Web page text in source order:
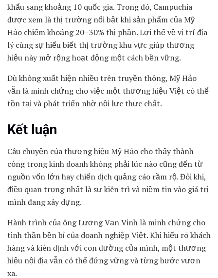
khẩu sang khoảng 10 quốc gia. Trong đó, Campuchia
được xem là thị trường nổi bật khi sản phẩm của Mỹ
Hảo chiếm khoảng 20–30% thị phần. Lợi thế về vị trí địa
lý cùng sự hiểu biết thị trường khu vực giúp thương
hiệu này mở rộng hoạt động một cách bền vững.
Dù không xuất hiện nhiều trên truyền thông, Mỹ Hảo
vẫn là minh chứng cho việc một thương hiệu Việt có thể
tồn tại và phát triển nhờ nội lực thực chất.
Kết luận
Câu chuyện của thương hiệu Mỹ Hảo cho thấy thành
công trong kinh doanh không phải lúc nào cũng đến từ
nguồn vốn lớn hay chiến dịch quảng cáo rầm rộ. Đôi khi,
điều quan trọng nhất là sự kiên trì và niềm tin vào giá trị
mình đang xây dựng.
Hành trình của ông Lương Vạn Vinh là minh chứng cho
tinh thần bền bỉ của doanh nghiệp Việt. Khi hiểu rõ khách
hàng và kiên định với con đường của mình, một thương
hiệu nội địa vẫn có thể đứng vững và từng bước vươn
xa.